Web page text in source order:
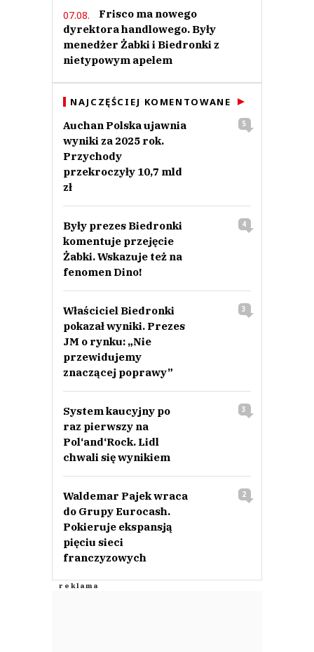
07.08.
Frisco ma nowego
dyrektora handlowego. Były
menedżer Żabki i Biedronki z
nietypowym apelem
NAJCZĘŚCIEJ KOMENTOWANE
Auchan Polska ujawnia
wyniki za 2025 rok.
Przychody
przekroczyły 10,7 mld
zł
5
Były prezes Biedronki
komentuje przejęcie
Żabki. Wskazuje też na
fenomen Dino!
4
Właściciel Biedronki
pokazał wyniki. Prezes
JM o rynku: „Nie
przewidujemy
znaczącej poprawy”
3
System kaucyjny po
raz pierwszy na
Pol‘and‘Rock. Lidl
chwali się wynikiem
3
Waldemar Pajek wraca
do Grupy Eurocash.
Pokieruje ekspansją
pięciu sieci
franczyzowych
2